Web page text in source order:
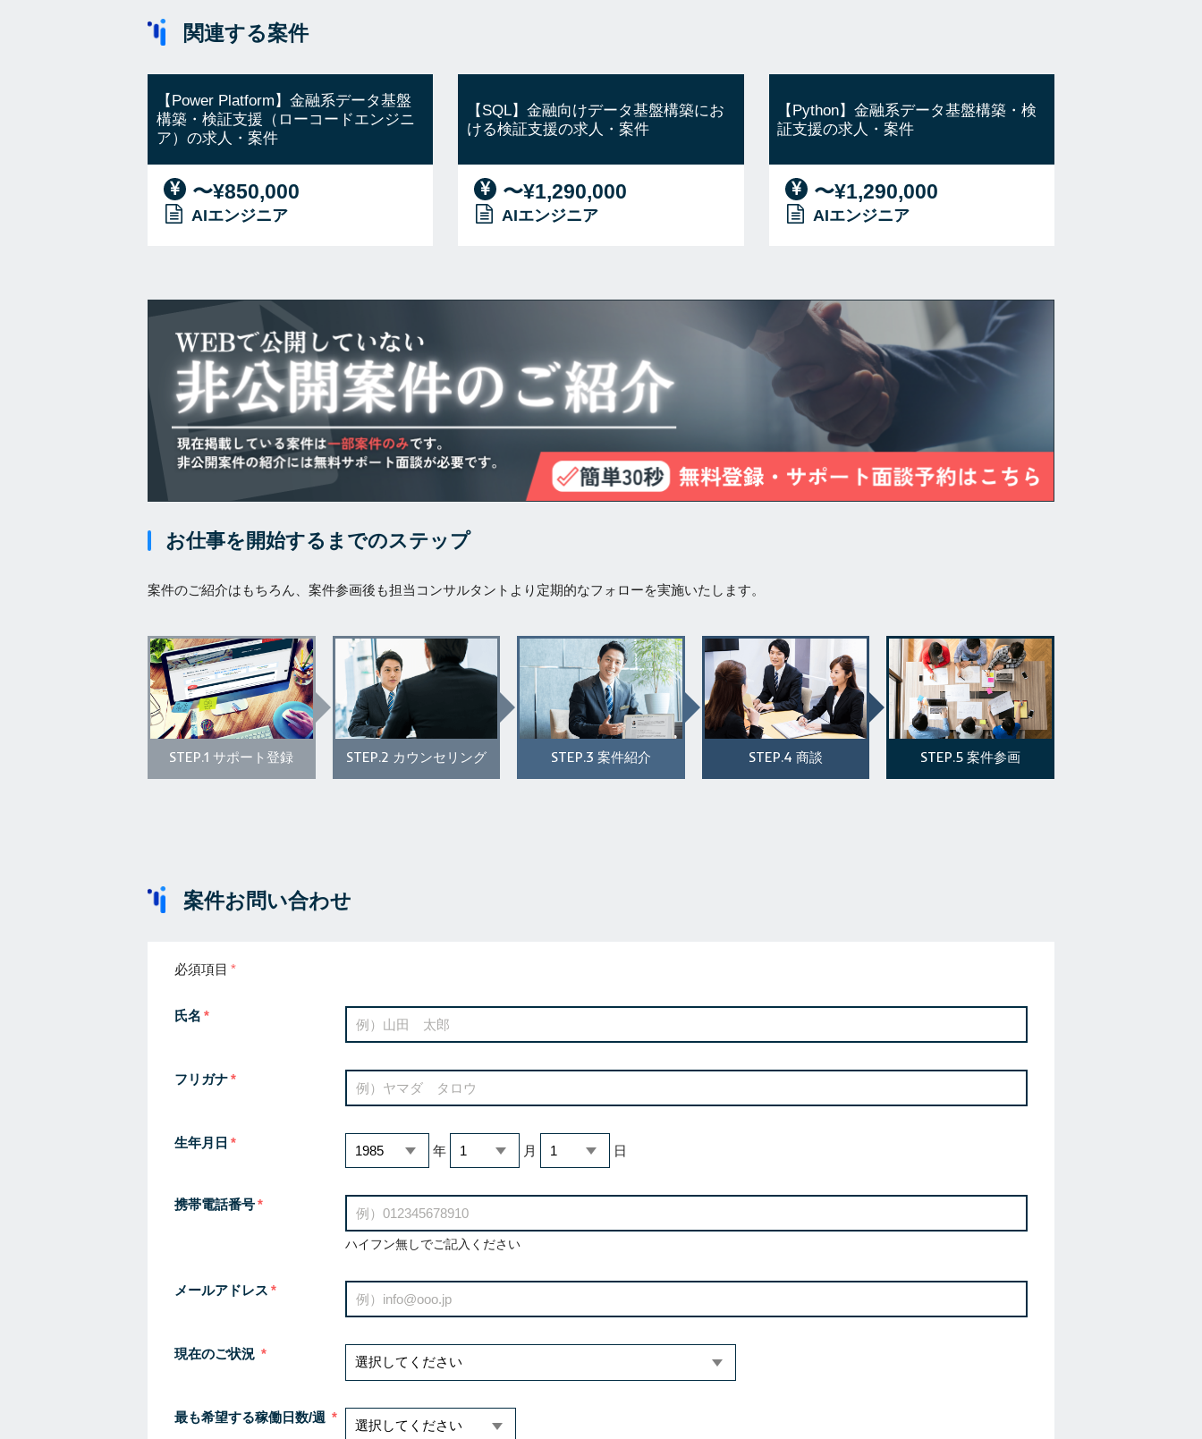
関連する案件
【Power Platform】金融系データ基盤
構築・検証支援（ローコードエンジニ
ア）の求人・案件
〜¥850,000
AIエンジニア
【SQL】金融向けデータ基盤構築にお
ける検証支援の求人・案件
〜¥1,290,000
AIエンジニア
【Python】金融系データ基盤構築・検
証支援の求人・案件
〜¥1,290,000
AIエンジニア
お仕事を開始するまでのステップ
案件のご紹介はもちろん、案件参画後も担当コンサルタントより定期的なフォローを実施いたします。
STEP.1 サポート登録 STEP.2 カウンセリング STEP.3 案件紹介 STEP.4 商談 STEP.5 案件参画
案件お問い合わせ
必須項目
氏名
フリガナ
生年月日
年 月 日
携帯電話番号
ハイフン無しでご記入ください
メールアドレス
現在のご状況
最も希望する稼働日数/週